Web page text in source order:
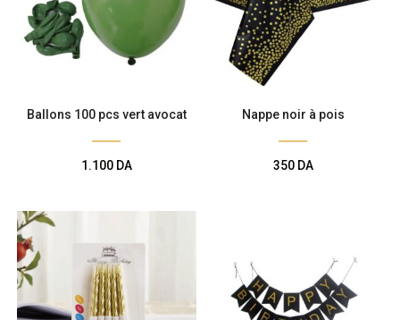
Ballons 100 pcs vert avocat
1.100 DA
Nappe noir à pois
350 DA